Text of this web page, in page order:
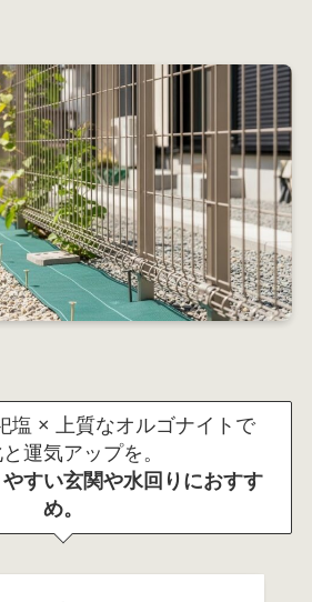
塩 × 上質なオルゴナイトで
運気アップを。
すい玄関や水回りにおすす
め。